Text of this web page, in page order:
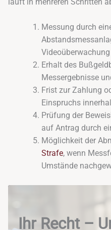
läuft in mehreren Schritten
Messung durch
Erhalt des
Messergebnisse
Frist zur Zahlung
Einspruchs
Prüfung der
auf Antrag durch
Möglichkeit der
Strafe, wenn
Umstände
Ihr Recht –